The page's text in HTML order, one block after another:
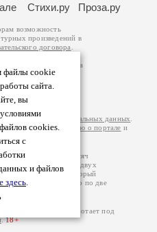
файлы cookie
сайта.
вы
cookies.
с
и файлов
здесь.
Стихи.ру Проза.ру
возможность
произведений в
договора
принадлежат авторам
произведений возможна
вы можете
Ответственность за
на
обработки персональных данных
подробнуюинформацию о портале и
– порядка 200 тысяч
более двух
посещаемости, который
каждой графе указано по две
посетителей.
2026. Портал работает под
.18+